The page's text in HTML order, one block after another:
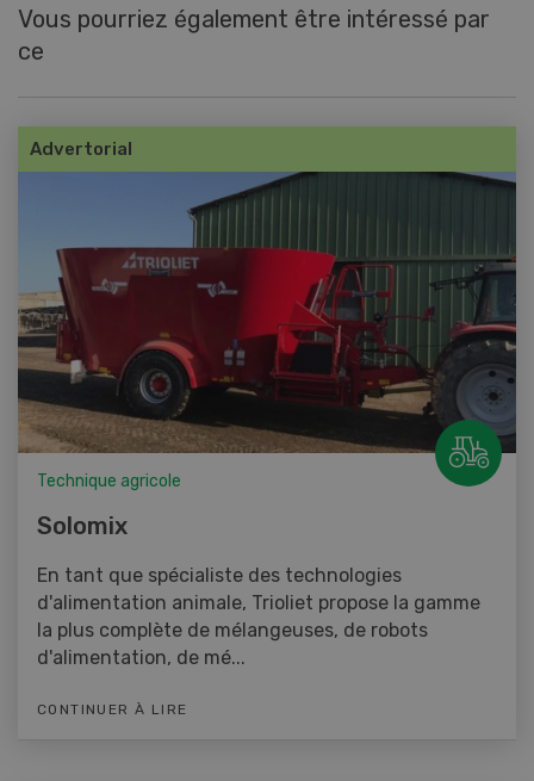
Vous pourriez également être intéressé par
ce
Advertorial
Technique agricole
Solomix
En tant que spécialiste des technologies
d'alimentation animale, Trioliet propose la gamme
la plus complète de mélangeuses, de robots
d'alimentation, de mé...
CONTINUER À LIRE